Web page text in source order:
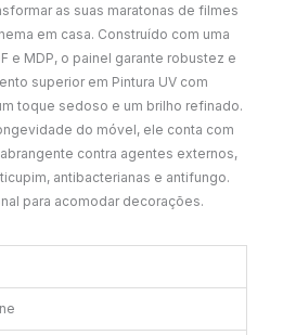
as suas maratonas de filmes
em casa. Construído com uma
e MDP, o painel garante robustez e
superior em Pintura UV com
toque sedoso e um brilho refinado.
do móvel, ele conta com
contra agentes externos,
antibacterianas e antifungo.
para acomodar decorações.